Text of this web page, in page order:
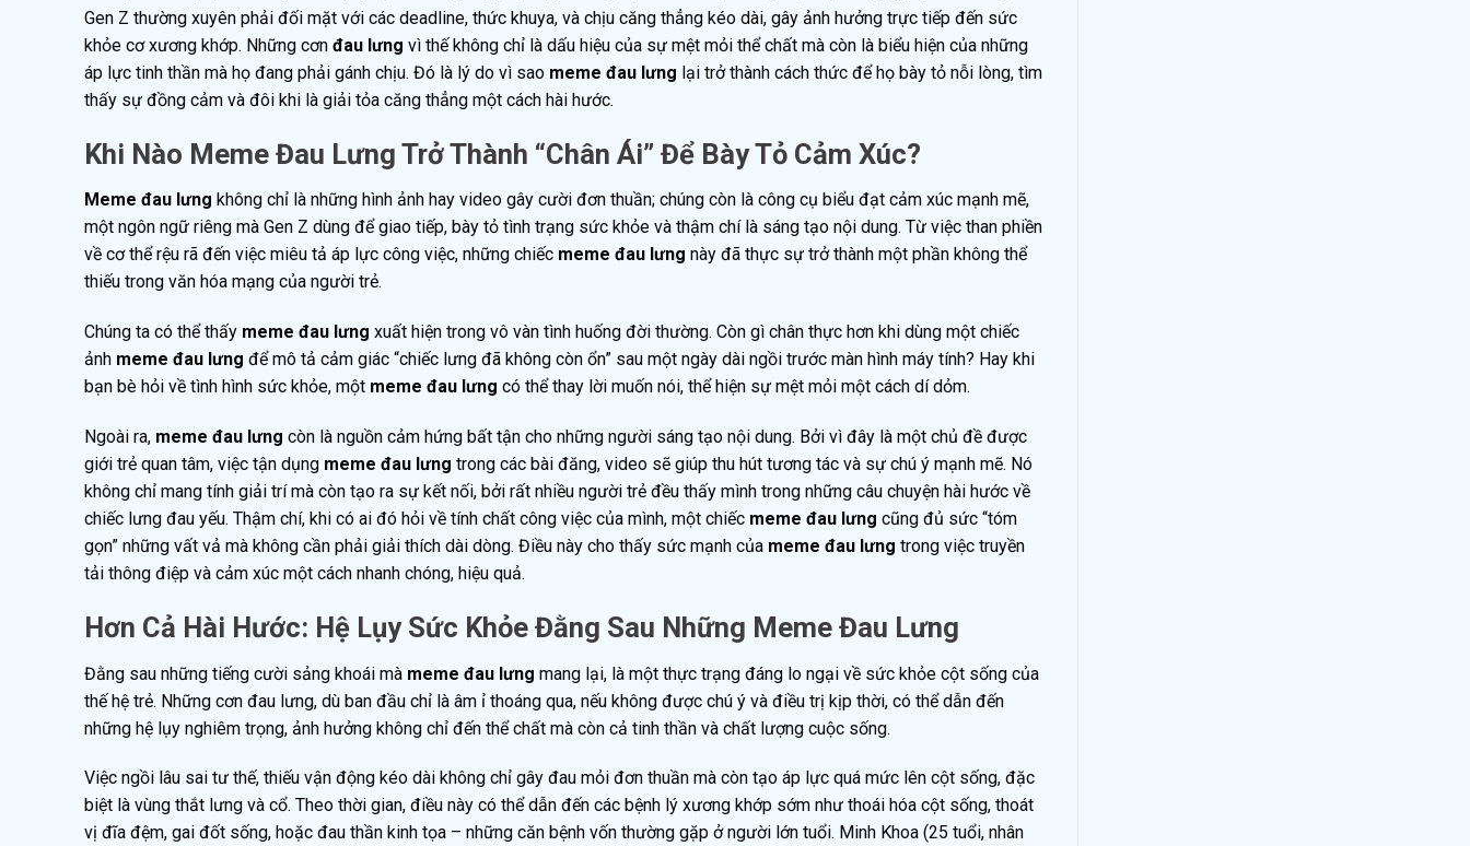
Gen Z thường xuyên phải đối mặt với các deadline, thức khuya, và chịu căng thẳng kéo dài, gây ảnh hưởng trực tiếp đến sức
khỏe cơ xương khớp. Những cơn đau lưng vì thế không chỉ là dấu hiệu của sự mệt mỏi thể chất mà còn là biểu hiện của những
áp lực tinh thần mà họ đang phải gánh chịu. Đó là lý do vì sao meme đau lưng lại trở thành cách thức để họ bày tỏ nỗi lòng, tìm
thấy sự đồng cảm và đôi khi là giải tỏa căng thẳng một cách hài hước.
Khi Nào Meme Đau Lưng Trở Thành “Chân Ái” Để Bày Tỏ Cảm Xúc?
Meme đau lưng không chỉ là những hình ảnh hay video gây cười đơn thuần; chúng còn là công cụ biểu đạt cảm xúc mạnh mẽ,
một ngôn ngữ riêng mà Gen Z dùng để giao tiếp, bày tỏ tình trạng sức khỏe và thậm chí là sáng tạo nội dung. Từ việc than phiền
về cơ thể rệu rã đến việc miêu tả áp lực công việc, những chiếc meme đau lưng này đã thực sự trở thành một phần không thể
thiếu trong văn hóa mạng của người trẻ.
Chúng ta có thể thấy meme đau lưng xuất hiện trong vô vàn tình huống đời thường. Còn gì chân thực hơn khi dùng một chiếc
ảnh meme đau lưng để mô tả cảm giác “chiếc lưng đã không còn ổn” sau một ngày dài ngồi trước màn hình máy tính? Hay khi
bạn bè hỏi về tình hình sức khỏe, một meme đau lưng có thể thay lời muốn nói, thể hiện sự mệt mỏi một cách dí dỏm.
Ngoài ra, meme đau lưng còn là nguồn cảm hứng bất tận cho những người sáng tạo nội dung. Bởi vì đây là một chủ đề được
giới trẻ quan tâm, việc tận dụng meme đau lưng trong các bài đăng, video sẽ giúp thu hút tương tác và sự chú ý mạnh mẽ. Nó
không chỉ mang tính giải trí mà còn tạo ra sự kết nối, bởi rất nhiều người trẻ đều thấy mình trong những câu chuyện hài hước về
chiếc lưng đau yếu. Thậm chí, khi có ai đó hỏi về tính chất công việc của mình, một chiếc meme đau lưng cũng đủ sức “tóm
gọn” những vất vả mà không cần phải giải thích dài dòng. Điều này cho thấy sức mạnh của meme đau lưng trong việc truyền
tải thông điệp và cảm xúc một cách nhanh chóng, hiệu quả.
Hơn Cả Hài Hước: Hệ Lụy Sức Khỏe Đằng Sau Những Meme Đau Lưng
Đằng sau những tiếng cười sảng khoái mà meme đau lưng mang lại, là một thực trạng đáng lo ngại về sức khỏe cột sống của
thế hệ trẻ. Những cơn đau lưng, dù ban đầu chỉ là âm ỉ thoáng qua, nếu không được chú ý và điều trị kịp thời, có thể dẫn đến
những hệ lụy nghiêm trọng, ảnh hưởng không chỉ đến thể chất mà còn cả tinh thần và chất lượng cuộc sống.
Việc ngồi lâu sai tư thế, thiếu vận động kéo dài không chỉ gây đau mỏi đơn thuần mà còn tạo áp lực quá mức lên cột sống, đặc
biệt là vùng thắt lưng và cổ. Theo thời gian, điều này có thể dẫn đến các bệnh lý xương khớp sớm như thoái hóa cột sống, thoát
vị đĩa đệm, gai đốt sống, hoặc đau thần kinh tọa – những căn bệnh vốn thường gặp ở người lớn tuổi. Minh Khoa (25 tuổi, nhân